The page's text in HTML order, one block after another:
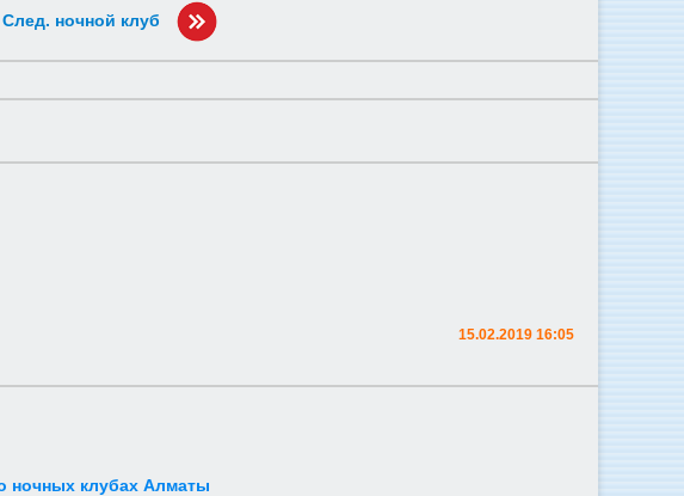
След. ночной клуб
15.02.2019 16:05
ночных клубах Алматы